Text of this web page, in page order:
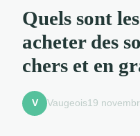
Quels sont
acheter des
chers et en
V Vaugeois19